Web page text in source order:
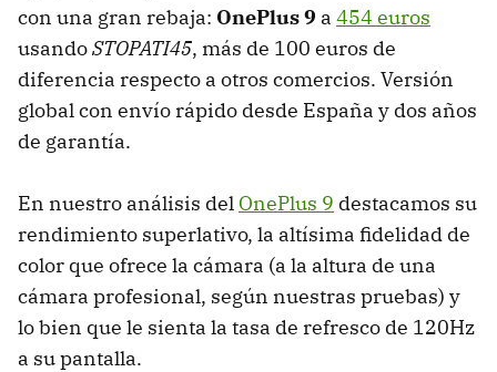
con una gran rebaja: OnePlus 9 a 454 euros
usandoSTOPATI45, más de 100 euros de
diferencia respecto a otros comercios. Versión
global con envío rápido desde España y dos años
de garantía.
En nuestro análisis del OnePlus 9 destacamos su
rendimiento superlativo, la altísima fidelidad de
color que ofrece la cámara (a la altura de una
cámara profesional, según nuestras pruebas) y
lo bien que le sienta la tasa de refresco de 120Hz
a su pantalla.